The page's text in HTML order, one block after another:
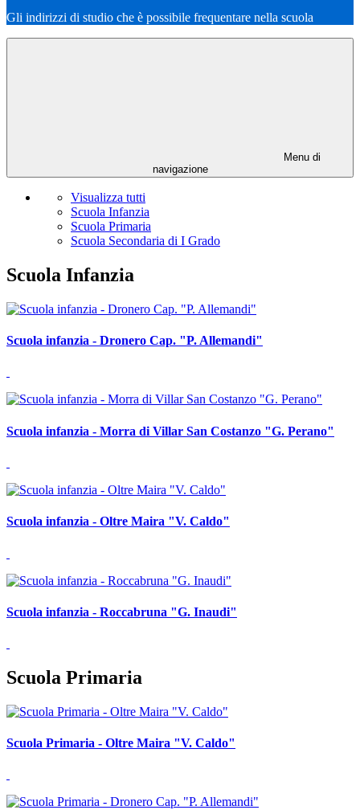
Gli indirizzi di studio che è possibile frequentare nella scuola
Menu di
navigazione
Visualizza tutti
Scuola Infanzia
Scuola Primaria
Scuola Secondaria di I Grado
Scuola Infanzia
Scuola infanzia - Dronero Cap. "P. Allemandi"
Scuola infanzia - Morra di Villar San Costanzo "G. Perano"
Scuola infanzia - Oltre Maira "V. Caldo"
Scuola infanzia - Roccabruna "G. Inaudi"
Scuola Primaria
Scuola Primaria - Oltre Maira "V. Caldo"